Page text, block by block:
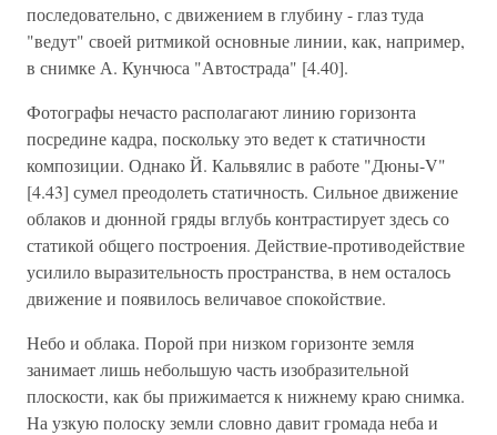
последовательно, с движением в глубину - глаз туда
"ведут" своей ритмикой основные линии, как, например,
в снимке А. Кунчюса "Автострада" [4.40].
Фотографы нечасто располагают линию горизонта
посредине кадра, поскольку это ведет к статичности
композиции. Однако Й. Кальвялис в работе "Дюны-V"
[4.43] сумел преодолеть статичность. Сильное движение
облаков и дюнной гряды вглубь контрастирует здесь со
статикой общего построения. Действие-противодействие
усилило выразительность пространства, в нем осталось
движение и появилось величавое спокойствие.
Небо и облака. Порой при низком горизонте земля
занимает лишь небольшую часть изобразительной
плоскости, как бы прижимается к нижнему краю снимка.
На узкую полоску земли словно давит громада неба и